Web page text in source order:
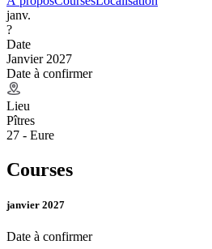
janv.
?
Date
Janvier 2027
Date à confirmer
Lieu
Pîtres
27 - Eure
Courses
janvier 2027
Date à confirmer